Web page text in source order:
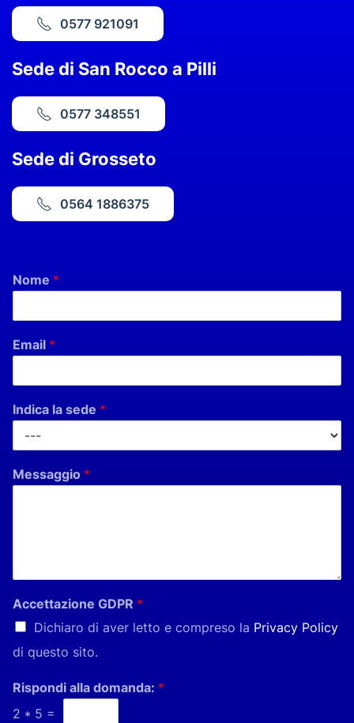
0577 921091
Sede di San Rocco a Pilli
0577 348551
Sede di Grosseto
0564 1886375
Nome *
Email *
Indica la sede *
Messaggio *
Accettazione GDPR *
Dichiaro di aver letto e compreso la Privacy Policy
di questo sito.
Rispondi alla domanda: *
2 * 5 =